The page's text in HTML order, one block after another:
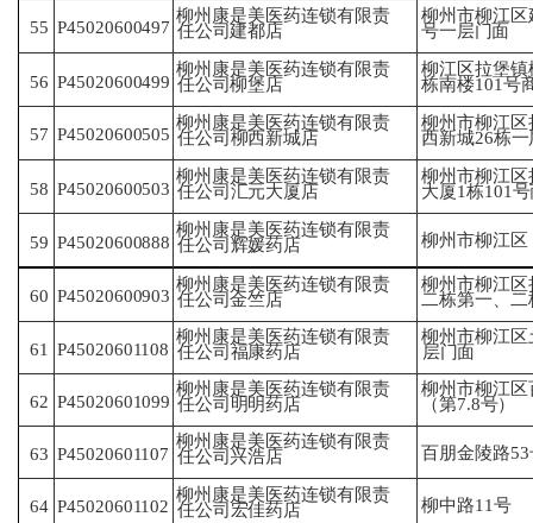
55 P45020600497
柳州康是美医药连锁有限责
任公司建都店
柳州市柳江
号一层门面
56 P45020600499
柳州康是美医药连锁有限责
任公司柳堡店
柳江区拉堡镇
栋南楼101号
57 P45020600505
柳州康是美医药连锁有限责
任公司柳西新城店
柳州市柳江区
西新城26栋
58 P45020600503
柳州康是美医药连锁有限责
任公司汇元大厦店
柳州市柳江
大厦1栋101
59 P45020600888
柳州康是美医药连锁有限责
任公司辉媛药店 柳州市柳江区
60 P45020600903
柳州康是美医药连锁有限责
任公司金竺店
柳州市柳江
二栋第一、二
61 P45020601108
柳州康是美医药连锁有限责
任公司福康药店
柳州市柳江区
层门面
62 P45020601099
柳州康是美医药连锁有限责
任公司明明药店
柳州市柳江
（第7.8号）
63 P45020601107
柳州康是美医药连锁有限责
任公司兴浩店 百朋金陵路
64 P45020601102
柳州康是美医药连锁有限责
任公司宏佳药店 柳中路11号